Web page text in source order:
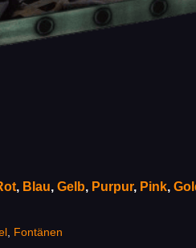
, Blau, Gelb, Purpur, Pink,
Fontänen